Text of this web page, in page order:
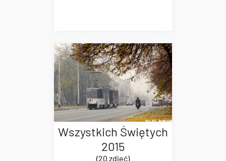
Wszystkich Świętych
2015
(20 zdjęć)